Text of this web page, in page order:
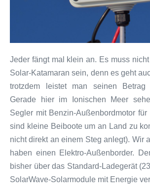
Jeder fängt mal klein an. Es muss
Solar-Katamaran sein, denn es geht
trotzdem leistet man seinen
Gerade hier im Ionischen Meer
Segler mit Benzin-Außenbordmotor
sind kleine Beiboote um an Land zu
nicht direkt an einem Steg anlegt). Wir
haben einen Elektro-Außenborder.
bisher über das Standard-Ladegerät
SolarWave-Solarmodule mit Energie